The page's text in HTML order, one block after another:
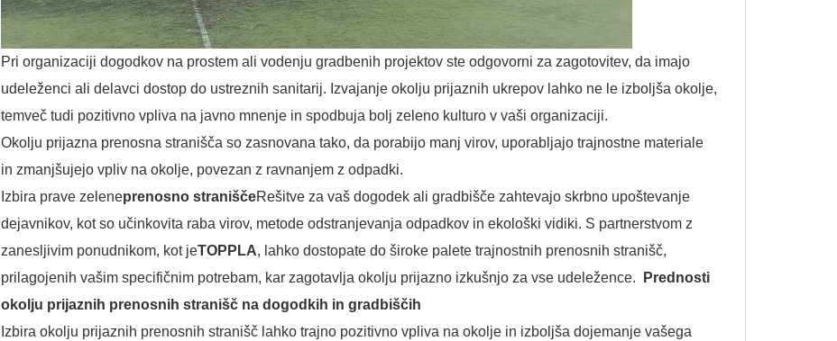
Pri organizaciji dogodkov na prostem ali vodenju gradbenih projektov ste odgovorni za zagotovitev, da imajo
udeleženci ali delavci dostop do ustreznih sanitarij. Izvajanje okolju prijaznih ukrepov lahko ne le izboljša okolje,
temveč tudi pozitivno vpliva na javno mnenje in spodbuja bolj zeleno kulturo v vaši organizaciji.
Okolju prijazna prenosna stranišča so zasnovana tako, da porabijo manj virov, uporabljajo trajnostne materiale
in zmanjšujejo vpliv na okolje, povezan z ravnanjem z odpadki.
Izbira prave zeleneprenosno straniščeRešitve za vaš dogodek ali gradbišče zahtevajo skrbno upoštevanje
dejavnikov, kot so učinkovita raba virov, metode odstranjevanja odpadkov in ekološki vidiki. S partnerstvom z
zanesljivim ponudnikom, kot jeTOPPLA, lahko dostopate do široke palete trajnostnih prenosnih stranišč,
prilagojenih vašim specifičnim potrebam, kar zagotavlja okolju prijazno izkušnjo za vse udeležence.
Prednosti
okolju prijaznih prenosnih stranišč na dogodkih in gradbiščih
Izbira okolju prijaznih prenosnih stranišč lahko trajno pozitivno vpliva na okolje in izboljša dojemanje vašega